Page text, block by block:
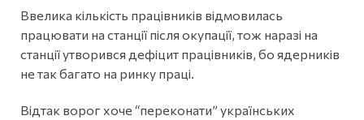
Ввелика кількість працівників відмовилась
працювати на станції після окупації, тож наразі на
станції утворився дефіцит працівників, бо ядерників
не так багато на ринку праці.
Відтак ворог хоче “переконати” українських